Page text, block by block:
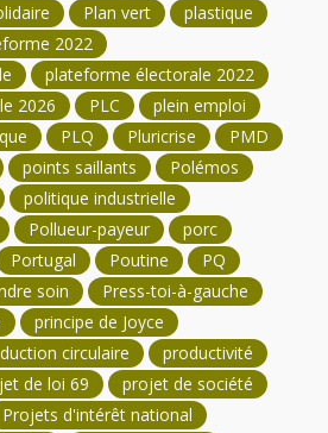
Plan vert
plastique
2022
plateforme électorale 2022
2026
PLC
plein emploi
PLQ Pluricrise
PMD
points saillants
Polémos
politique industrielle
Pollueur-payeur
porc
Portugal Poutine
PQ
soin
Press-toi-à-gauche
principe de Joyce
circulaire
productivité
de loi 69
projet de société
Projets d'intérêt national